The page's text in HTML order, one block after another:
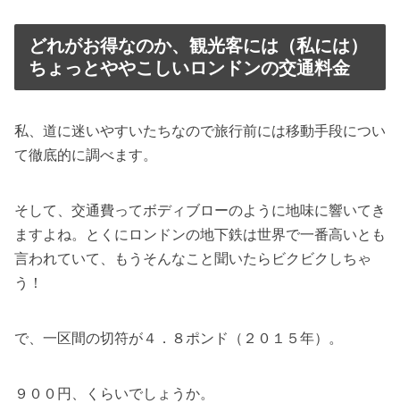
どれがお得なのか、観光客には（私には）
ちょっとややこしいロンドンの交通料金
私、道に迷いやすいたちなので旅行前には移動手段につい
て徹底的に調べます。
そして、交通費ってボディブローのように地味に響いてき
ますよね。とくにロンドンの地下鉄は世界で一番高いとも
言われていて、もうそんなこと聞いたらビクビクしちゃ
う！
で、一区間の切符が４．８ポンド（２０１５年）。
９００円、くらいでしょうか。